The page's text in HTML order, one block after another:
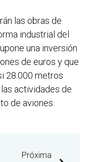
las obras de
industrial del
una inversión
de euros y que
28.000 metros
actividades de
de aviones.
Próxima